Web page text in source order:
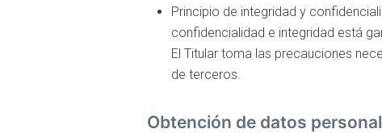
Principio de integridad y
confidencialidad e integridad está
El Titular toma las precauciones
de terceros.
Obtención de datos